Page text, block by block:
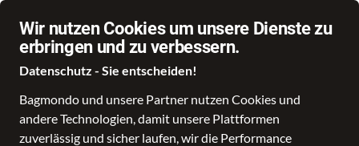
Wir nutzen Cookies um unsere Dienste zu
erbringen und zu verbessern.
Datenschutz - Sie entscheiden!
Bagmondo und unsere Partner nutzen Cookies und
andere Technologien, damit unsere Plattformen
zuverlässig und sicher laufen, wir die Performance
Schule Reise Business Freizeit Fashion & Lifestyle